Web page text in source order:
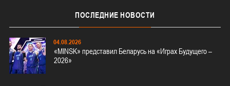
ПОСЛЕДНИЕ НОВОСТИ
04.08.2026
«MINSK» представил Беларусь на «Играх Будущего –
2026»